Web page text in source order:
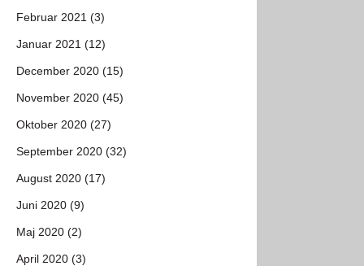
Februar 2021 (3)
Januar 2021 (12)
December 2020 (15)
November 2020 (45)
Oktober 2020 (27)
September 2020 (32)
August 2020 (17)
Juni 2020 (9)
Maj 2020 (2)
April 2020 (3)